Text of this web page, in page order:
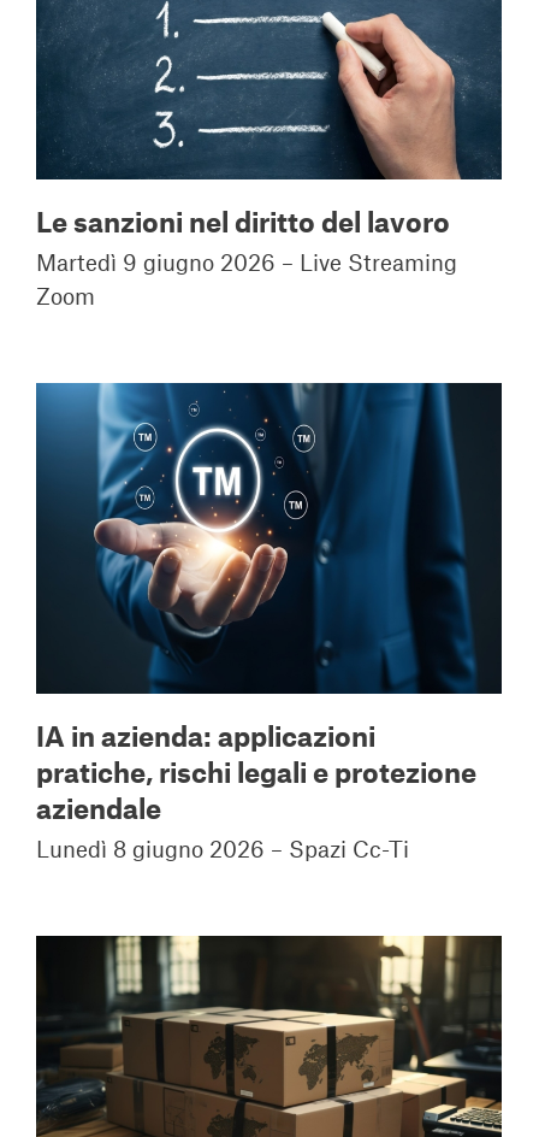
Le sanzioni nel diritto del lavoro
Martedì 9 giugno 2026 – Live Streaming
Zoom
IA in azienda: applicazioni
pratiche, rischi legali e protezione
aziendale
Lunedì 8 giugno 2026 – Spazi Cc-Ti